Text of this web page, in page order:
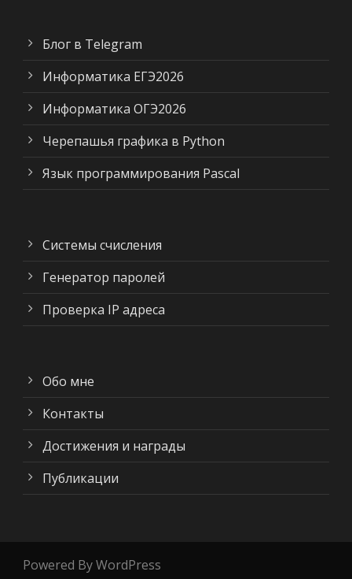
Блог в Telegram
Информатика ЕГЭ2026
Информатика ОГЭ2026
Черепашья графика в Python
Язык программирования Pascal
Системы счисления
Генератор паролей
Проверка IP адреса
Обо мне
Контакты
Достижения и награды
Публикации
Powered By WordPress